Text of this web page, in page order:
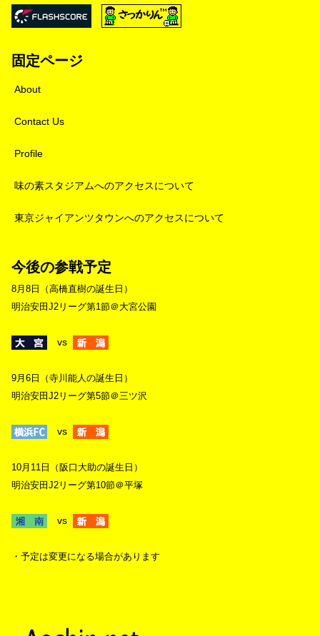
固定ページ
About
Contact Us
Profile
味の素スタジアムへのアクセスについて
東京ジャイアンツタウンへのアクセスについて
今後の参戦予定
8月8日（高橋直樹の誕生日）
明治安田J2リーグ第1節＠大宮公園
vs
9月6日（寺川能人の誕生日）
明治安田J2リーグ第5節＠三ツ沢
vs
10月11日（阪口大助の誕生日）
明治安田J2リーグ第10節＠平塚
vs
・予定は変更になる場合があります